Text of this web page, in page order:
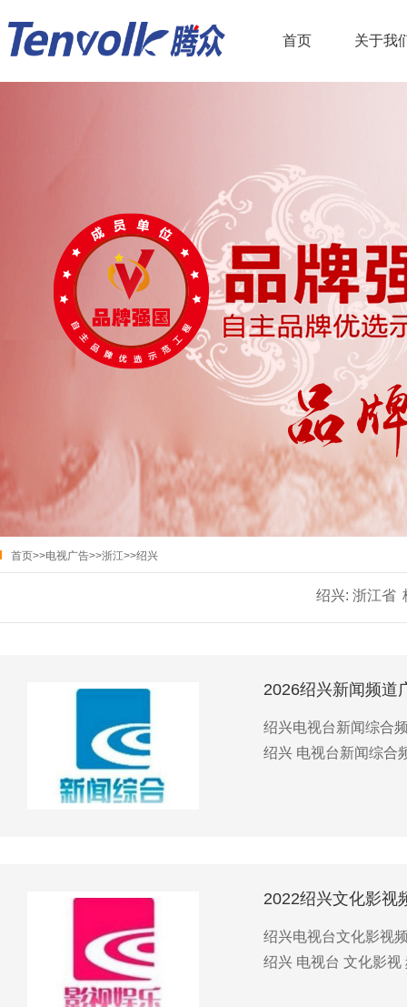
首页 关于我
首页>>电视广告>>浙江>>绍兴
绍兴: 浙江省
2026绍兴新闻频道
绍兴电视台新闻综合
绍兴 电视台新闻综合
2022绍兴文化影视
绍兴电视台文化影视
绍兴 电视台 文化影